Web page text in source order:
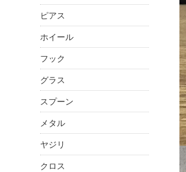
ピアス
ホイール
フック
グラス
スプーン
メタル
ヤジリ
クロス